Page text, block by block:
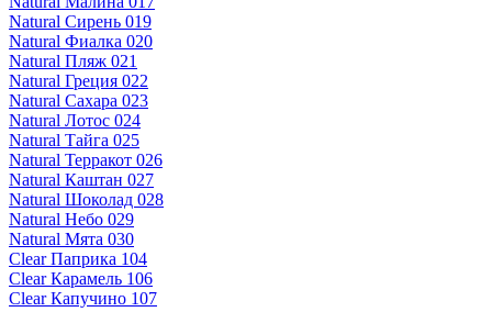
Natural Сирень 019
Natural Фиалка 020
Natural Пляж 021
Natural Греция 022
Natural Сахара 023
Natural Лотос 024
Natural Тайга 025
Natural Терракот 026
Natural Каштан 027
Natural Шоколад 028
Natural Небо 029
Natural Мята 030
Clear Паприка 104
Clear Карамель 106
Clear Капучино 107